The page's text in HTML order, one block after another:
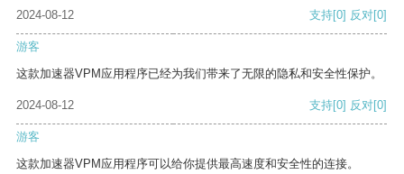
2024-08-12 支持[0] 反对[0]
游客
这款加速器VPM应用程序已经为我们带来了无限的隐私和安全性保护。
2024-08-12 支持[0] 反对[0]
游客
这款加速器VPM应用程序可以给你提供最高速度和安全性的连接。